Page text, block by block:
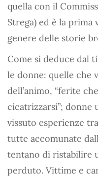
quella con il
Strega) ed è la
genere delle storie
Come si deduce dal
le donne: quelle che
dell’animo, “ferite
cicatrizzarsi”; donne
vissuto esperienze
tutte accomunate
tentano di ristabilire
perduto. Vittime e